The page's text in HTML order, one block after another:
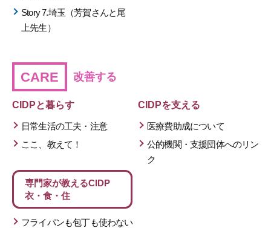
Story 7.埼玉（芳賀さんと尾
上先生）
CARE 改善する
CIDPと暮らす
日常生活の工夫・注意
ここ、教えて！
CIDPを支える
医療費助成について
公的機関・支援団体へのリン
ク
専門家が教えるCIDP
衣・食・住
フライパンも包丁も使わない